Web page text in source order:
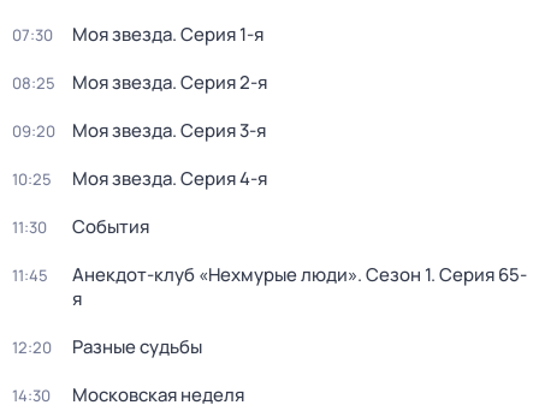
07:30 Моя звезда. Серия 1-я
08:25 Моя звезда. Серия 2-я
09:20 Моя звезда. Серия 3-я
10:25 Моя звезда. Серия 4-я
11:30 События
11:45 Анекдот-клуб «Нехмурые люди». Сезон 1. Серия 65-
я
12:20 Разные судьбы
14:30 Московская неделя